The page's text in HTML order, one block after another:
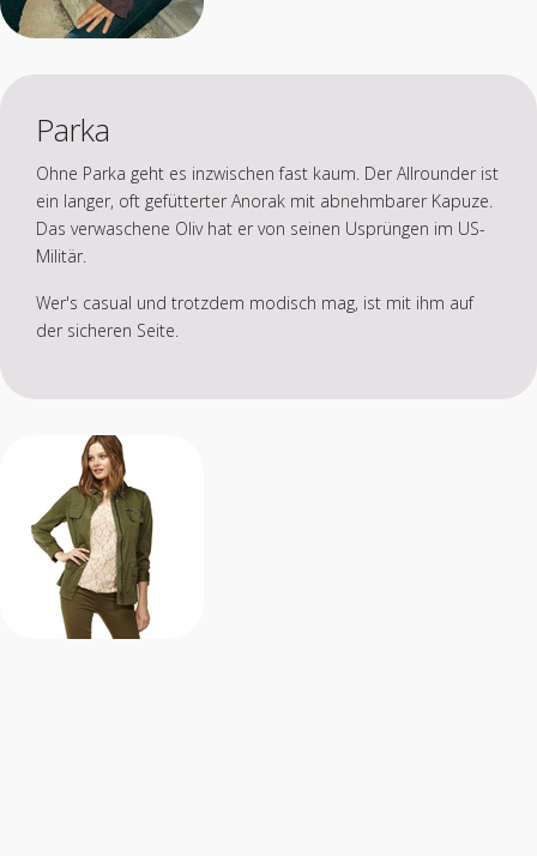
Parka
Ohne Parka geht es inzwischen fast kaum. Der Allrounder ist
ein langer, oft gefütterter Anorak mit abnehmbarer Kapuze.
Das verwaschene Oliv hat er von seinen Usprüngen im US-
Militär.
Wer's casual und trotzdem modisch mag, ist mit ihm auf
der sicheren Seite.